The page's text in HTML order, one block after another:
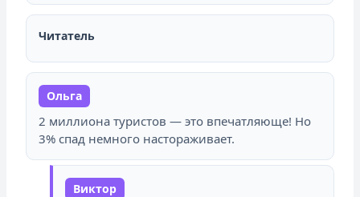
Читатель
Ольга
2 миллиона туристов — это впечатляюще! Но
3% спад немного настораживает.
Виктор